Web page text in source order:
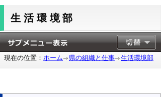
生活環境部
現在の位置： ホーム 県の組織と仕事 生活環境部